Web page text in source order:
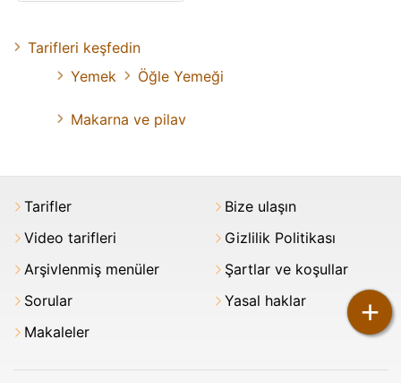
+
Tarifleri keşfedin
Yemek
Öğle Yemeği
Makarna ve pilav
Tarifler
Video tarifleri
Arşivlenmiş menüler
Sorular
Makaleler
Bize ulaşın
Gizlilik Politikası
Şartlar ve koşullar
Yasal haklar